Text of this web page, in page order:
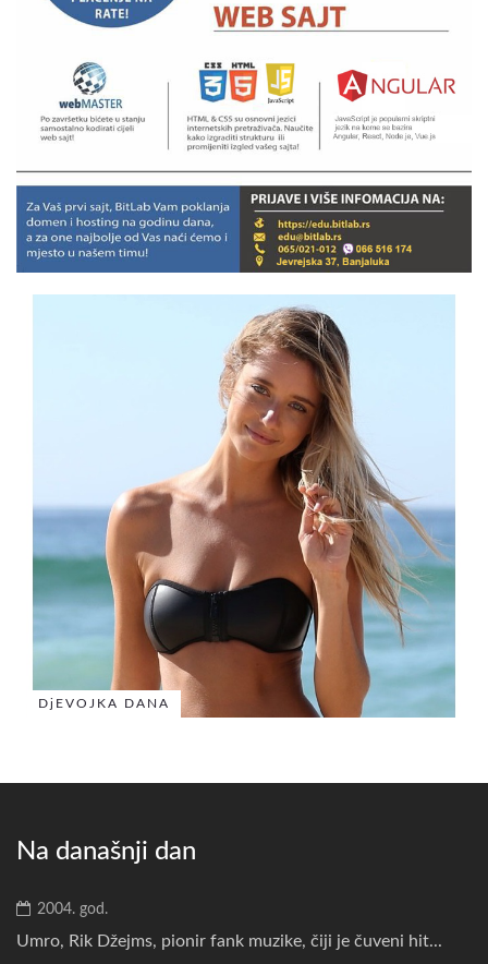
DjEVOJKA DANA
Na današnji dan
2004. god.
Umro, Rik Džejms, pionir fank muzike, čiji je čuveni hit...